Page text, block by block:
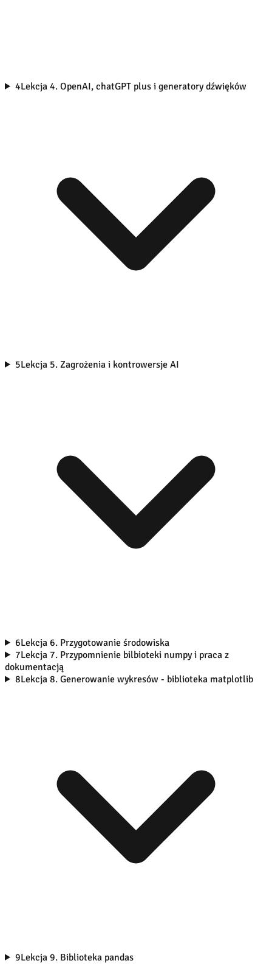
4Lekcja 4. OpenAI, chatGPT plus i generatory dźwięków
5Lekcja 5. Zagrożenia i kontrowersje AI
6Lekcja 6. Przygotowanie środowiska
7Lekcja 7. Przypomnienie bilbioteki numpy i praca z
dokumentacją
8Lekcja 8. Generowanie wykresów - biblioteka matplotlib
9Lekcja 9. Biblioteka pandas